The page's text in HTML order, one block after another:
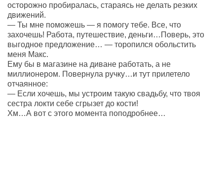
осторожно пробиралась, стараясь не делать резких
движений.
— Ты мне поможешь — я помогу тебе. Все, что
захочешь! Работа, путешествие, деньги…Поверь, это
выгодное предложение… — торопился обольстить
меня Макс.
Ему бы в магазине на диване работать, а не
миллионером. Повернула ручку…и тут прилетело
отчаянное:
— Если хочешь, мы устроим такую свадьбу, что твоя
сестра локти себе сгрызет до кости!
Хм…А вот с этого момента поподробнее…